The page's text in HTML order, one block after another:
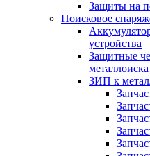
Защиты на
Поисковое
устройства
Защитные
ЗИП к